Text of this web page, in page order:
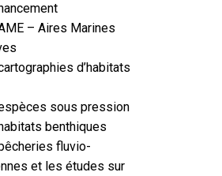
– Aires Marines
d’habitats
sous pression
benthiques
fluvio-
et les études sur